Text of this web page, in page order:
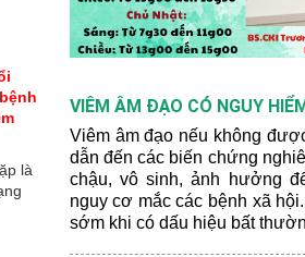
là
VIÊM ÂM ĐẠO CÓ NGUY
Viêm âm đạo nếu không
dẫn đến các biến chứng
chậu, vô sinh, ảnh hưởng
nguy cơ mắc các bệnh xã
sớm khi có dấu hiệu bất